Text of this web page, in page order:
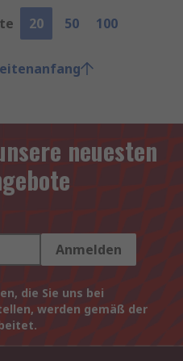
20 50 100
neuesten
Anmelden
die Sie uns bei
werden gemäß der